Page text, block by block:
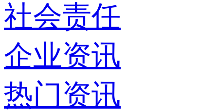
社会责任
企业资讯
热门资讯